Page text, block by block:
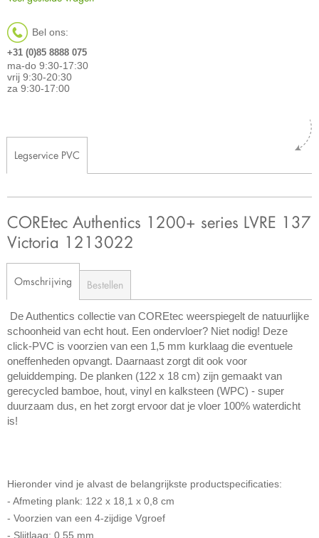
Bel ons:
+31 (0)85 8888 075
ma-do 9:30-17:30
vrij 9:30-20:30
za 9:30-17:00
Legservice PVC
COREtec Authentics 1200+ series LVRE 137
Victoria 1213022
Omschrijving Bestellen
De Authentics collectie van COREtec weerspiegelt de natuurlijke
schoonheid van echt hout. Een ondervloer? Niet nodig! Deze
click-PVC is voorzien van een 1,5 mm kurklaag die eventuele
oneffenheden opvangt. Daarnaast zorgt dit ook voor
geluiddemping. De planken (122 x 18 cm) zijn gemaakt van
gerecycled bamboe, hout, vinyl en kalksteen (WPC) - super
duurzaam dus, en het zorgt ervoor dat je vloer 100% waterdicht
is!
Hieronder vind je alvast de belangrijkste productspecificaties:
- Afmeting plank: 122 x 18,1 x 0,8 cm
- Voorzien van een 4-zijdige Vgroef
- Slijtlaag: 0,55 mm